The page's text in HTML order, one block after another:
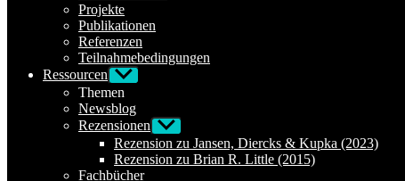
Projekte
Publikationen
Referenzen
Teilnahmebedingungen
Ressourcen Untermenü
anzeigen
Themen
Newsblog
Rezensionen Untermenü
anzeigen
Rezension zu Jansen, Diercks & Kupka (2023)
Rezension zu Brian R. Little (2015)
Fachbücher